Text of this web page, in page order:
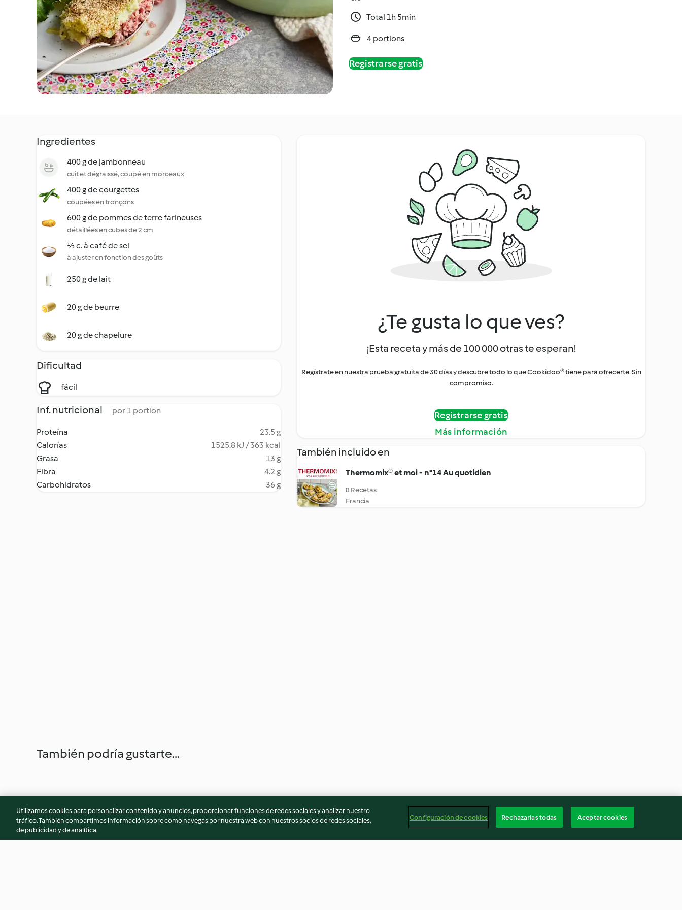
Total 1h 5min
4 portions
Registrarse gratis
Ingredientes
400 g de jambonneau
cuit et dégraissé, coupé en morceaux
400 g de courgettes
coupées en tronçons
600 g de pommes de terre farineuses
détaillées en cubes de 2 cm
½ c. à café de sel
à ajuster en fonction des goûts
250 g de lait
20 g de beurre
20 g de chapelure
Dificultad
fácil
Inf. nutricional por 1 portion
Proteína
23.5 g
Calorías
1525.8 kJ / 363 kcal
Grasa
13 g
Fibra
4.2 g
Carbohidratos
36 g
¿Te gusta lo que ves?
¡Esta receta y más de 100 000 otras te esperan!
Regístrate en nuestra prueba gratuita de 30 días y descubre todo lo que Cookidoo® tiene para ofrecerte. Sin
compromiso.
Registrarse gratis
Más información
También incluido en
Thermomix® et moi - n°14 Au quotidien
8 Recetas
Francia
También podría gustarte...
Utilizamos cookies para personalizar contenido y anuncios, proporcionar funciones de redes sociales y analizar nuestro
tráfico. También compartimos información sobre cómo navegas por nuestra web con nuestros socios de redes sociales,
de publicidad y de analítica.
Configuración de cookies Rechazarlas todas Aceptar cookies